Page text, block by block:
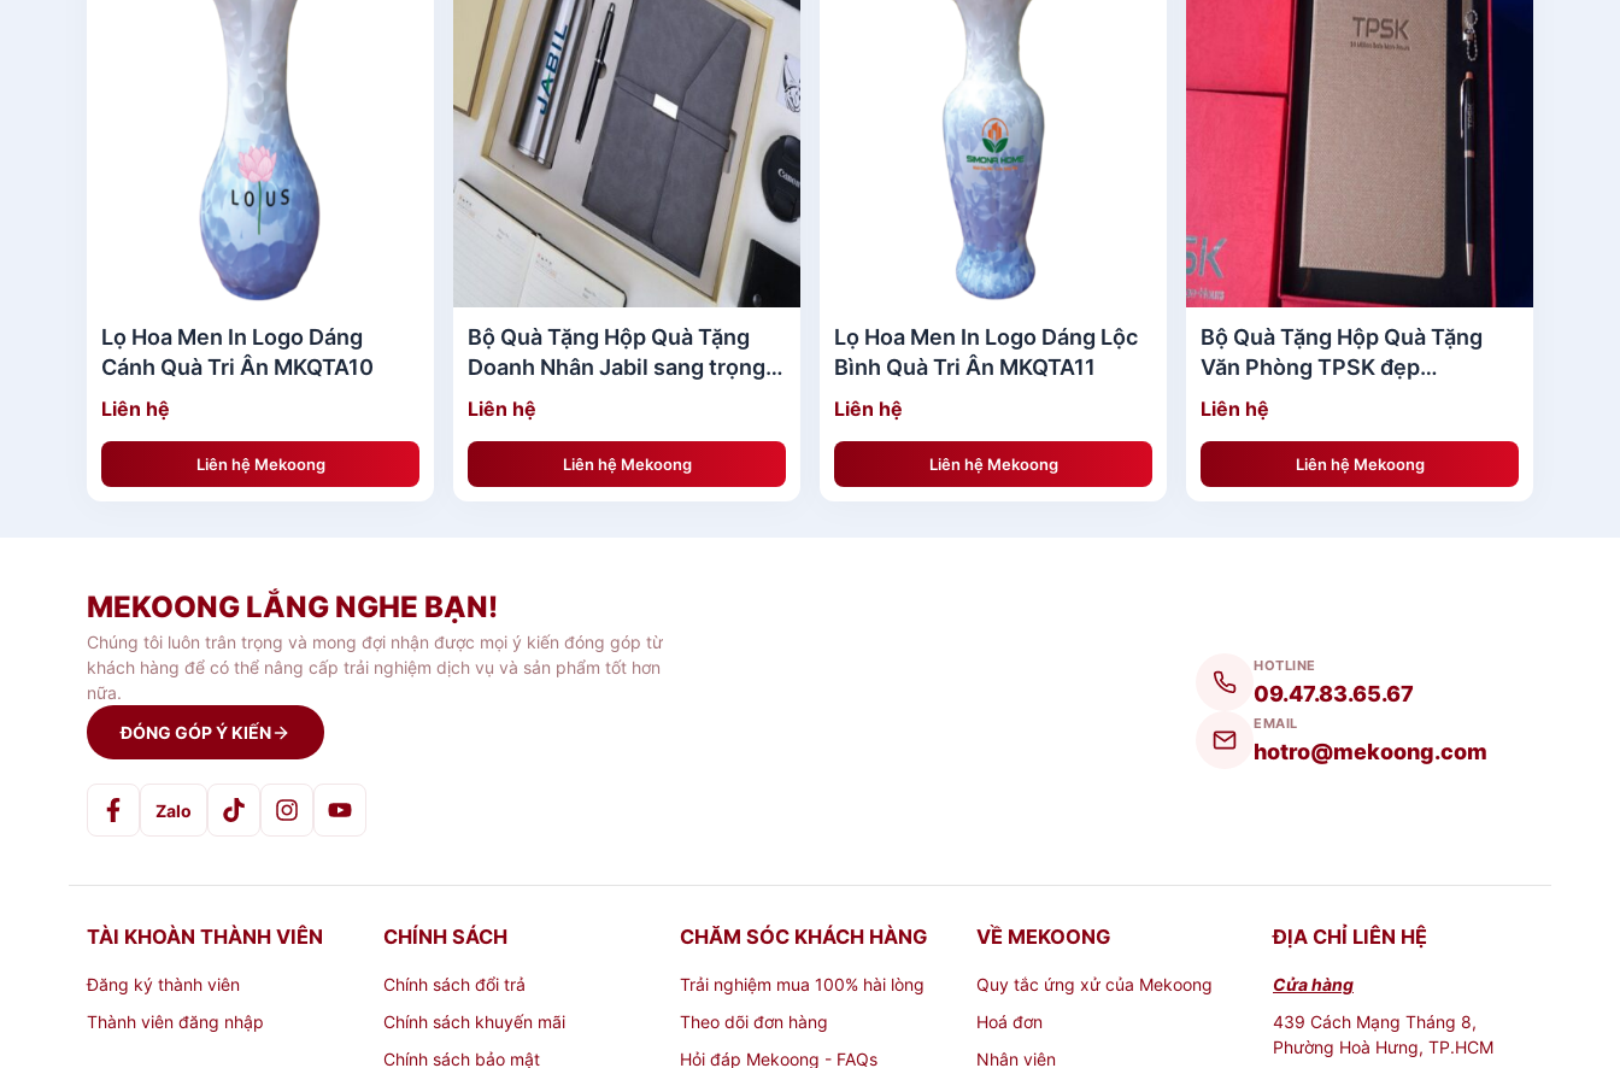
Lọ Hoa Men In Logo Dáng
Cánh Quà Tri Ân MKQTA10
Liên hệ
Liên hệ Mekoong
Bộ Quà Tặng Hộp Quà Tặng
Doanh Nhân Jabil sang trọng
MKBQT09
Liên hệ
Liên hệ Mekoong
Lọ Hoa Men In Logo Dáng Lộc
Bình Quà Tri Ân MKQTA11
Liên hệ
Liên hệ Mekoong
Bộ Quà Tặng Hộp Quà Tặng
Văn Phòng TPSK đẹp
MKBQT02
Liên hệ
Liên hệ Mekoong
MEKOONG LẮNG NGHE BẠN!
Chúng tôi luôn trân trọng và mong đợi nhận được mọi ý kiến đóng góp từ
khách hàng để có thể nâng cấp trải nghiệm dịch vụ và sản phẩm tốt hơn
nữa.
ĐÓNG GÓP Ý KIẾN
Zalo
HOTLINE
09.47.83.65.67
EMAIL
hotro@mekoong.com
TÀI KHOÀN THÀNH VIÊN
Đăng ký thành viên
Thành viên đăng nhập
CHÍNH SÁCH
Chính sách đổi trả
Chính sách khuyến mãi
Chính sách bảo mật
CHĂM SÓC KHÁCH HÀNG
Trải nghiệm mua 100% hài lòng
Theo dõi đơn hàng
Hỏi đáp Mekoong - FAQs
VỀ MEKOONG
Quy tắc ứng xử của Mekoong
Hoá đơn
Nhân viên
ĐỊA CHỈ LIÊN HỆ
Cửa hàng
439 Cách Mạng Tháng 8,
Phường Hoà Hưng, TP.HCM